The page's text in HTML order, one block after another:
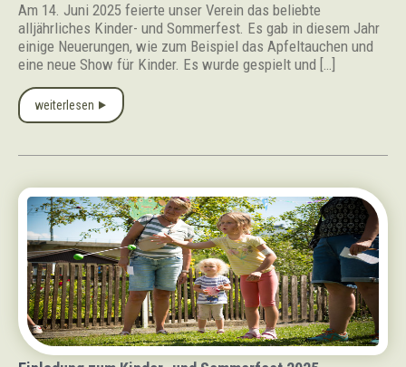
Am 14. Juni 2025 feierte unser Verein das beliebte
alljährliches Kinder- und Sommerfest. Es gab in diesem Jahr
einige Neuerungen, wie zum Beispiel das Apfeltauchen und
eine neue Show für Kinder. Es wurde gespielt und […]
weiterlesen ⯈